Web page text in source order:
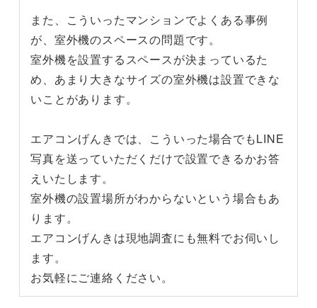
また、こういったマンションでよくある事例
が、室外機のスペースの問題です。
室外機を設置するスペースが決まっているた
め、あまり大きなサイズの室外機は設置できな
いことがあります。
エアコンげんきでは、こういった場合でもLINE
写真を送っていただくだけで設置できるかお答
えいたします。
室外機の設置場所がわからないという場合もあ
ります。
エアコンげんきは現地調査にも無料でお伺いし
ます。
お気軽にご連絡ください。